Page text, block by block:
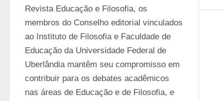
Revista Educação e Filosofia, os
membros do Conselho editorial vinculados
ao Instituto de Filosofia e Faculdade de
Educação da Universidade Federal de
Uberlândia mantêm seu compromisso em
contribuir para os debates acadêmicos
nas áreas de Educação e de Filosofia, e